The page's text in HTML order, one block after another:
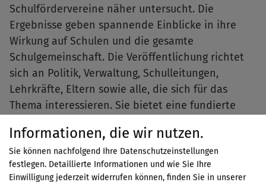
Informationen, die wir nutzen.
Sie können nachfolgend Ihre Datenschutzeinstellungen
festlegen. Detaillierte Informationen und wie Sie Ihre
Einwilligung jederzeit widerrufen können, finden Sie in unserer
Schulfördervereine näher untersucht. Die
Ergebnisse geben spannende Einblicke in ihre
Wirkung auf Schulen und die gesamte
Schulgemeinschaft. Die Veröffentlichung richtet
sich an Politik, Verwaltung, Schulleitungen,
Lehrkräfte, Eltern sowie alle, die sich für das
Thema interessieren. Sie bietet eine fundierte
Schulfördervereinen besser zu verstehen.
Alle Informationen finden Siehier.
Die Abschlussarbeit entstand in enger